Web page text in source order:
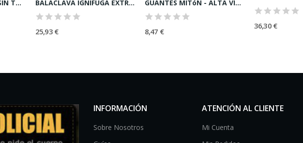
BOLSA PORTAMOVIL SIN TAPA CON CIERRE DE CLIP Y... BALACLAVA IGNIFUGA EXTRA LARGA
25,93 €
GUANTES MITóN - ALTA VISIBILIDAD
8,47 €
36,30 €
INFORMACIÓN
Sobre Nosotros
ATENCIÓN AL CLIENTE
Mi Cuenta